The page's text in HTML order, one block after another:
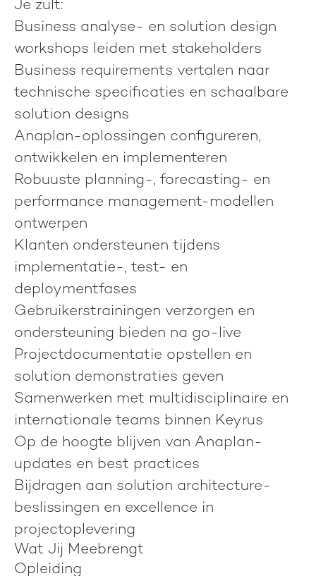
Je zult:
Business analyse- en solution design
workshops leiden met stakeholders
Business requirements vertalen naar
technische specificaties en schaalbare
solution designs
Anaplan-oplossingen configureren,
ontwikkelen en implementeren
Robuuste planning-, forecasting- en
performance management-modellen
ontwerpen
Klanten ondersteunen tijdens
implementatie-, test- en
deploymentfases
Gebruikerstrainingen verzorgen en
ondersteuning bieden na go-live
Projectdocumentatie opstellen en
solution demonstraties geven
Samenwerken met multidisciplinaire en
internationale teams binnen Keyrus
Op de hoogte blijven van Anaplan-
updates en best practices
Bijdragen aan solution architecture-
beslissingen en excellence in
projectoplevering
Wat Jij Meebrengt
Opleiding